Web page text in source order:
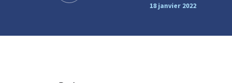
18 janvier 2022